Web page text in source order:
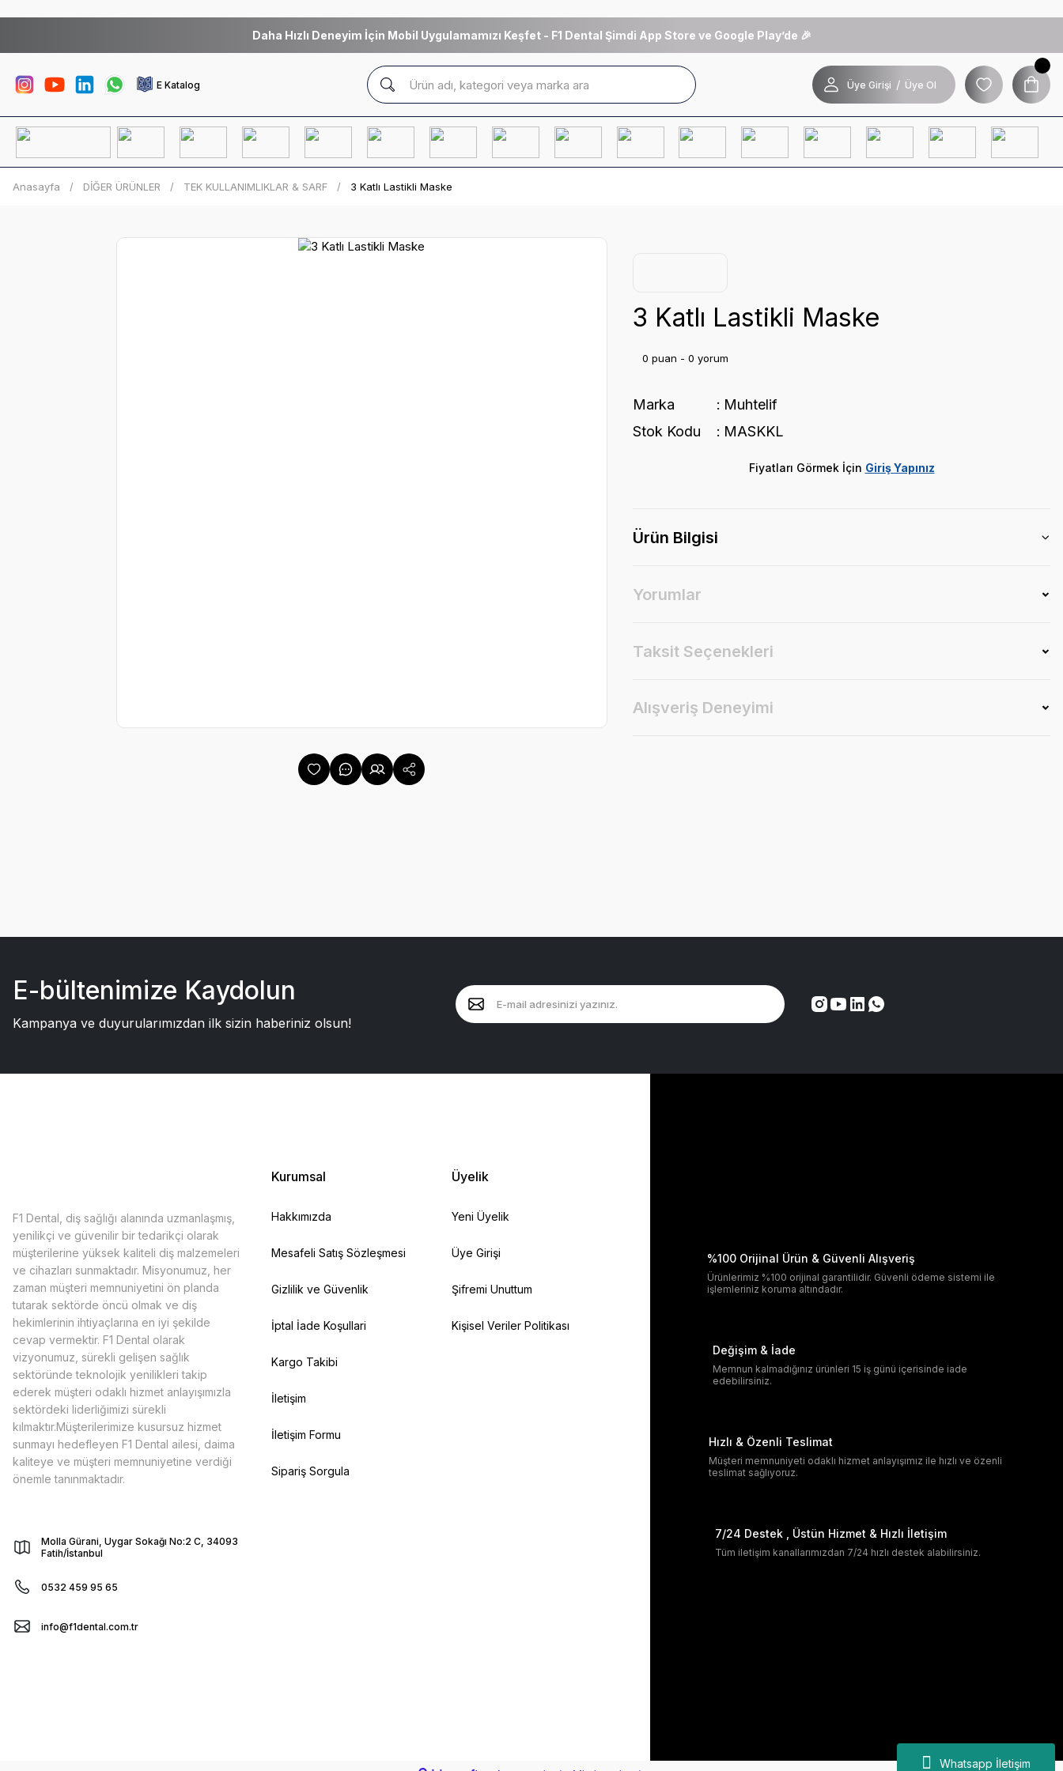
Whatsapp İletişim
Daha Hızlı Deneyim İçin Mobil Uygulamamızı Keşfet - F1 Dental Şimdi App Store ve Google Play’de 🎉
E Katalog Üye Girişi / Üye Ol
Anasayfa DİĞER ÜRÜNLER TEK KULLANIMLIKLAR & SARF 3 Katlı Lastikli Maske
3 Katlı Lastikli Maske
0 puan - 0 yorum
Marka
Muhtelif
Stok Kodu
MASKKL
Fiyatları Görmek İçin Giriş Yapınız
Ürün Bilgisi
Yorumlar
Taksit Seçenekleri
Alışveriş Deneyimi
E-bültenimize Kaydolun
Kampanya ve duyurularımızdan ilk sizin haberiniz olsun!
F1 Dental, diş sağlığı alanında uzmanlaşmış,
yenilikçi ve güvenilir bir tedarikçi olarak
müşterilerine yüksek kaliteli diş malzemeleri
ve cihazları sunmaktadır. Misyonumuz, her
zaman müşteri memnuniyetini ön planda
tutarak sektörde öncü olmak ve diş
hekimlerinin ihtiyaçlarına en iyi şekilde
cevap vermektir. F1 Dental olarak
vizyonumuz, sürekli gelişen sağlık
sektöründe teknolojik yenilikleri takip
ederek müşteri odaklı hizmet anlayışımızla
sektördeki liderliğimizi sürekli
kılmaktır.Müşterilerimize kusursuz hizmet
sunmayı hedefleyen F1 Dental ailesi, daima
kaliteye ve müşteri memnuniyetine verdiği
önemle tanınmaktadır.
Molla Gürani, Uygar Sokağı No:2 C, 34093
Fatih/İstanbul
0532 459 95 65
info@f1dental.com.tr
Kurumsal
Hakkımızda
Mesafeli Satış Sözleşmesi
Gizlilik ve Güvenlik
İptal İade Koşullari
Kargo Takibi
İletişim
İletişim Formu
Sipariş Sorgula
Üyelik
Yeni Üyelik
Üye Girişi
Şifremi Unuttum
Kişisel Veriler Politikası
%100 Orijinal Ürün & Güvenli Alışveriş
Ürünlerimiz %100 orijinal garantilidir. Güvenli ödeme sistemi ile
işlemleriniz koruma altındadır.
Değişim & İade
Memnun kalmadığınız ürünleri 15 iş günü içerisinde iade
edebilirsiniz.
Hızlı & Özenli Teslimat
Müşteri memnuniyeti odaklı hizmet anlayışımız ile hızlı ve özenli
teslimat sağlıyoruz.
7/24 Destek , Üstün Hizmet & Hızlı İletişim
Tüm iletişim kanallarımızdan 7/24 hızlı destek alabilirsiniz.